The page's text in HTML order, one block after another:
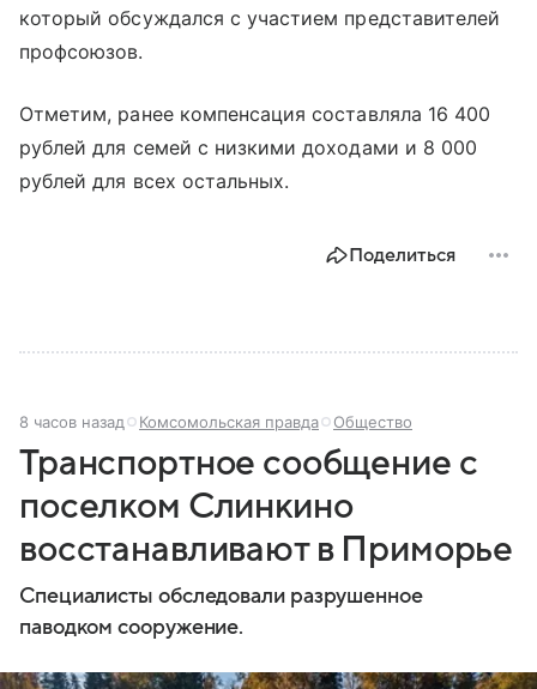
который обсуждался с участием представителей
профсоюзов.
Отметим, ранее компенсация составляла 16 400
рублей для семей с низкими доходами и 8 000
рублей для всех остальных.
Поделиться
8 часов назад Комсомольская правда Общество
Транспортное сообщение с
поселком Слинкино
восстанавливают в Приморье
Специалисты обследовали разрушенное
паводком сооружение.